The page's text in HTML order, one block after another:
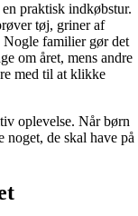
praktisk indkøbstur.
tøj, griner af
Nogle familier gør det
om året, mens andre
med til at klikke
oplevelse. Når børn
de skal have på